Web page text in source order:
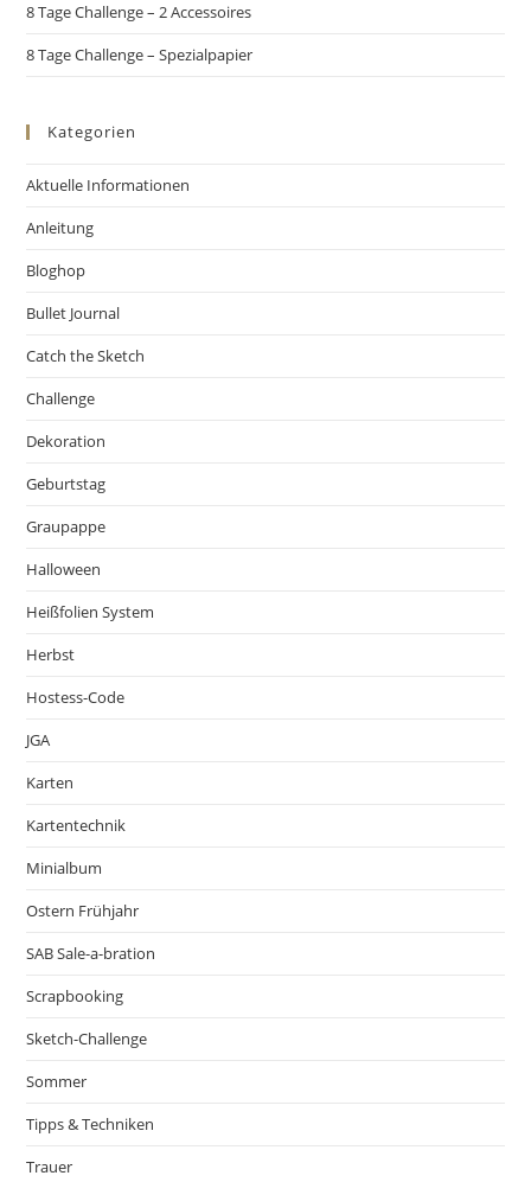
8 Tage Challenge – 2 Accessoires
8 Tage Challenge – Spezialpapier
Kategorien
Aktuelle Informationen
Anleitung
Bloghop
Bullet Journal
Catch the Sketch
Challenge
Dekoration
Geburtstag
Graupappe
Halloween
Heißfolien System
Herbst
Hostess-Code
JGA
Karten
Kartentechnik
Minialbum
Ostern Frühjahr
SAB Sale-a-bration
Scrapbooking
Sketch-Challenge
Sommer
Tipps & Techniken
Trauer